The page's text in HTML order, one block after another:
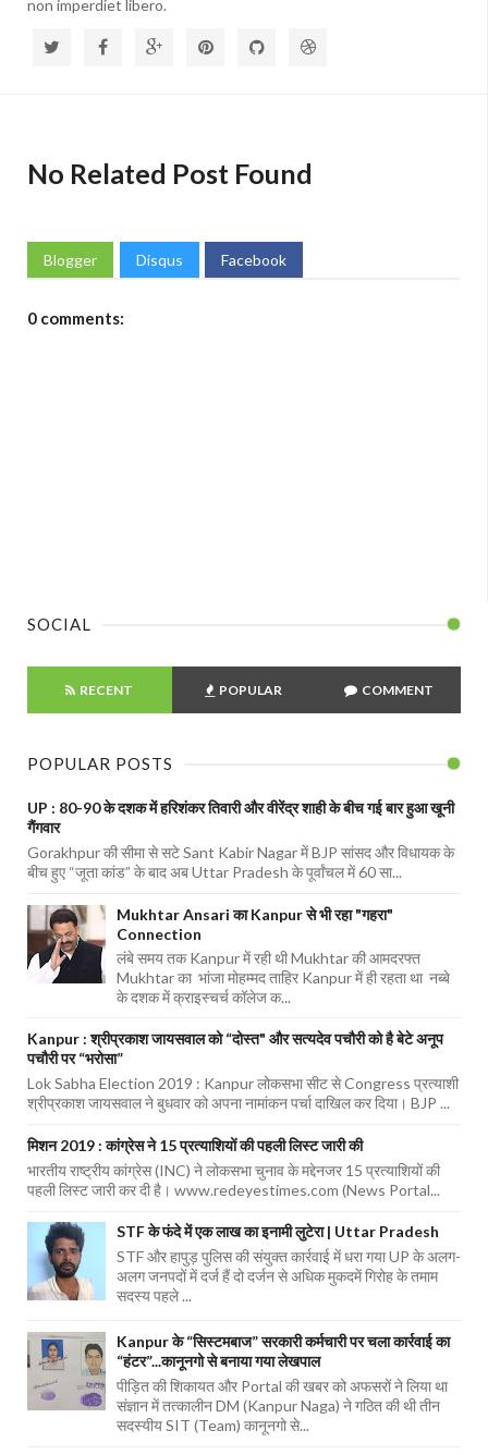
non imperdiet libero.
No Related Post Found
Blogger Disqus Facebook
0 comments:
SOCIAL
RECENT POPULAR COMMENT
POPULAR POSTS
UP : 80-90 के दशक में हरिशंकर तिवारी और वीरेंद्र शाही के बीच गई बार हुआ खूनी
गैंगवार
Gorakhpur की सीमा से सटे Sant Kabir Nagar में BJP सांसद और विधायक के
बीच हुए “जूता कांड” के बाद अब Uttar Pradesh के पूर्वांचल में 60 सा...
Mukhtar Ansari का Kanpur से भी रहा "गहरा"
Connection
लंबे समय तक Kanpur में रही थी Mukhtar की आमदरफ्त
Mukhtar का भांजा मोहम्मद ताहिर Kanpur में ही रहता था नब्बे
के दशक में क्राइस्चर्च कॉलेज क...
Kanpur : श्रीप्रकाश जायसवाल को “दोस्त" और सत्यदेव पचौरी को है बेटे अनूप
पचौरी पर “भरोसा”
Lok Sabha Election 2019 : Kanpur लोकसभा सीट से Congress प्रत्याशी
श्रीप्रकाश जायसवाल ने बुधवार को अपना नामांकन पर्चा दाखिल कर दिया। BJP ...
मिशन 2019 : कांग्रेस ने 15 प्रत्याशियों की पहली लिस्ट जारी की
भारतीय राष्ट्रीय कांग्रेस (INC) ने लोकसभा चुनाव के मद्देनजर 15 प्रत्याशियों की
पहली लिस्ट जारी कर दी है। www.redeyestimes.com (News Portal...
STF के फंदे में एक लाख का इनामी लुटेरा | Uttar Pradesh
STF और हापुड़ पुलिस की संयुक्त कार्रवाई में धरा गया UP के अलग-
अलग जनपदों में दर्ज हैं दो दर्जन से अधिक मुकदमें गिरोह के तमाम
सदस्य पहले ...
Kanpur के “सिस्टमबाज” सरकारी कर्मचारी पर चला कार्रवाई का
“हंटर”...कानूनगो से बनाया गया लेखपाल
पीड़ित की शिकायत और Portal की खबर को अफसरों ने लिया था
संज्ञान में तत्कालीन DM (Kanpur Naga) ने गठित की थी तीन
सदस्यीय SIT (Team) कानूनगो से...